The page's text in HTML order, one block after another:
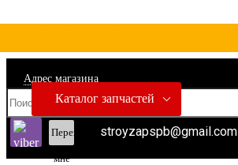
Адрес магазина
Перезвонить
мне
stroyzapspb@gmail.com
Каталог запчастей